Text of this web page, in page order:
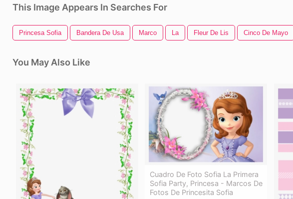
This Image Appears In Searches For
Princesa Sofia Bandera De Usa Marco La Fleur De Lis Cinco De Mayo
You May Also Like
Cuadro De Foto Sofia La Primera
Sofia Party, Princesa - Marcos De
Fotos De Princesita Sofia